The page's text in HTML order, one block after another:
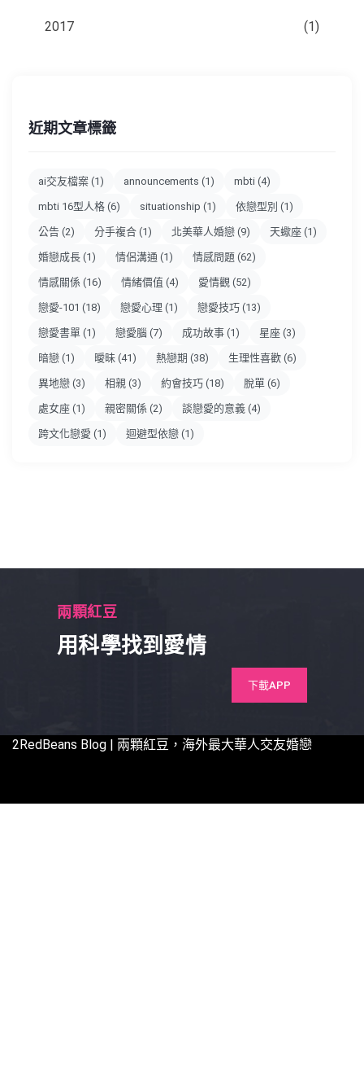
2017 (1)
近期文章標籤
ai交友檔案 (1) announcements (1) mbti (4)
mbti 16型人格 (6) situationship (1) 依戀型別 (1)
公告 (2) 分手複合 (1) 北美華人婚戀 (9) 天蠍座 (1)
婚戀成長 (1) 情侶溝通 (1) 情感問題 (62)
情感關係 (16) 情緒價值 (4) 愛情觀 (52)
戀愛-101 (18) 戀愛心理 (1) 戀愛技巧 (13)
戀愛書單 (1) 戀愛腦 (7) 成功故事 (1) 星座 (3)
暗戀 (1) 曖昧 (41) 熱戀期 (38) 生理性喜歡 (6)
異地戀 (3) 相親 (3) 約會技巧 (18) 脫單 (6)
處女座 (1) 親密關係 (2) 談戀愛的意義 (4)
跨文化戀愛 (1) 迴避型依戀 (1)
兩顆紅豆
用科學找到愛情
下載APP
2RedBeans Blog | 兩顆紅豆，海外最大華人交友婚戀